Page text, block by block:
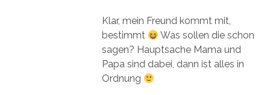
Klar, mein Freund kommt mit,
bestimmt
Was sollen die schon
sagen? Hauptsache Mama und
Papa sind dabei, dann ist alles in
Ordnung